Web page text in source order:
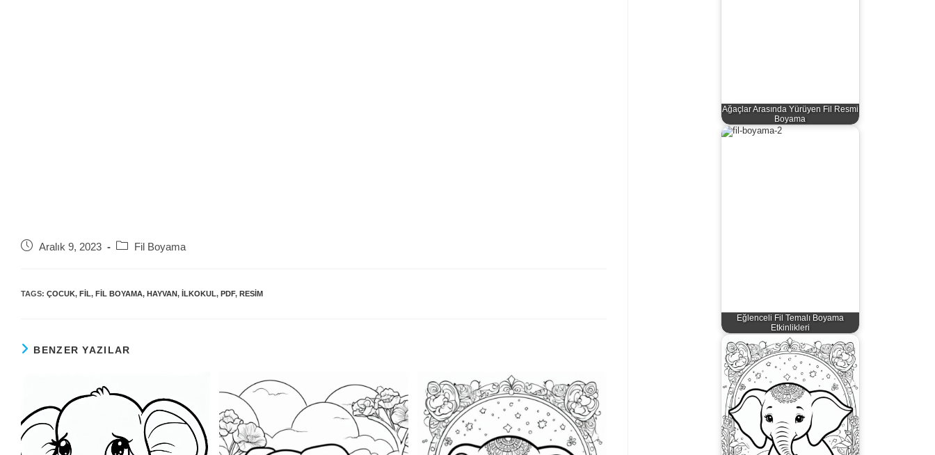
Post Aralık 9, 2023
Post Fil Boyama
TAGS: ÇOCUK, FIL, FIL BOYAMA, HAYVAN, ILKOKUL, PDF, RESIM
BENZER YAZILAR
Ağaçlar Arasında Yürüyen Fil Resmi
Boyama
Eğlenceli Fil Temalı Boyama
Etkinlikleri